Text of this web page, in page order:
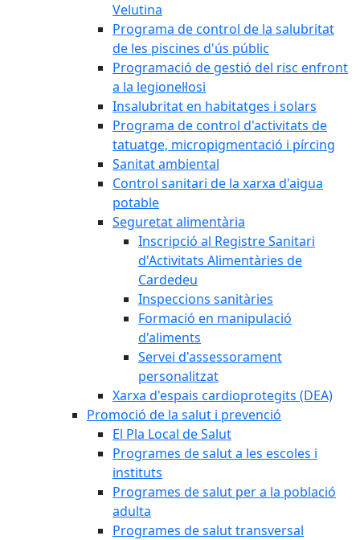
Velutina
Programa de control de la salubritat
de les piscines d'ús públic
Programació de gestió del risc enfront
a la legionel·losi
Insalubritat en habitatges i solars
Programa de control d'activitats de
tatuatge, micropigmentació i pírcing
Sanitat ambiental
Control sanitari de la xarxa d'aigua
potable
Seguretat alimentària
Inscripció al Registre Sanitari
d'Activitats Alimentàries de
Cardedeu
Inspeccions sanitàries
Formació en manipulació
d'aliments
Servei d'assessorament
personalitzat
Xarxa d'espais cardioprotegits (DEA)
Promoció de la salut i prevenció
El Pla Local de Salut
Programes de salut a les escoles i
instituts
Programes de salut per a la població
adulta
Programes de salut transversal